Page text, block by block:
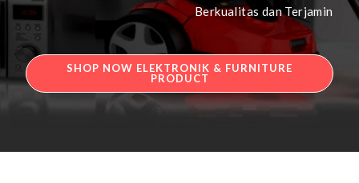
Berkualitas dan Terjamin
SHOP NOW ELEKTRONIK & FURNITURE
PRODUCT